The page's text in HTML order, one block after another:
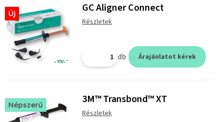
Új GC Aligner Connect
Részletek
db Árajánlatot kérek
Népszerű 3M™ Transbond™ XT
Részletek